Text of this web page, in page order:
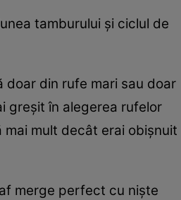
tamburului şi ciclul de
doar din rufe mari sau doar
greşit în alegerea rufelor
mult decât erai obişnuit
merge perfect cu nişte